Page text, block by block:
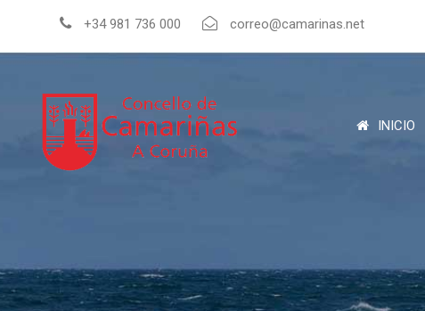
+34 981 736 000 correo@camarinas.net
INICIO